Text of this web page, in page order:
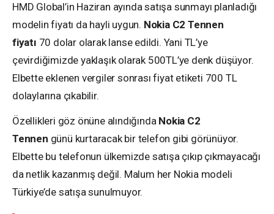
HMD Global’in Haziran ayında satışa sunmayı planladığı
modelin fiyatı da hayli uygun. Nokia C2 Tennen
fiyatı 70 dolar olarak lanse edildi. Yani TL’ye
çevirdiğimizde yaklaşık olarak 500TL’ye denk düşüyor.
Elbette eklenen vergiler sonrası fiyat etiketi 700 TL
dolaylarına çıkabilir.
Özellikleri göz önüne alındığında Nokia C2
Tennen günü kurtaracak bir telefon gibi görünüyor.
Elbette bu telefonun ülkemizde satışa çıkıp çıkmayacağı
da netlik kazanmış değil. Malum her Nokia modeli
Türkiye’de satışa sunulmuyor.